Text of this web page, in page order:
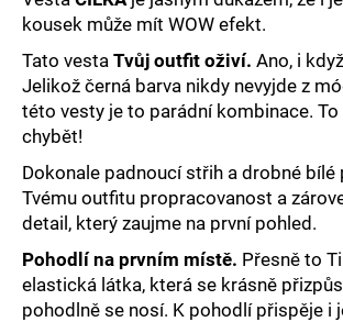
kousek může mít WOW efekt.
Tato vesta Tvůj outfit oživí. Ano, i
Jelikož černá barva nikdy nevyjde z
této vesty je to parádní kombinace.
chybět!
Dokonale padnoucí střih a drobné bílé
Tvému outfitu propracovanost a
detail, který zaujme na první pohled.
Pohodlí na prvním místě. Přesně to
elastická látka, která se krásně
pohodlně se nosí. K pohodlí přispěje i
u
j
e
m
e